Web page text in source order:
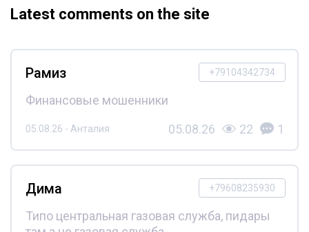
Latest comments on the site
+79104342734
Рамиз
Финансовые мошенники
05.08.26 - Анталия 05.08.26 22 1
+79608235930
Дима
Типо центральная газовая служба, пидары